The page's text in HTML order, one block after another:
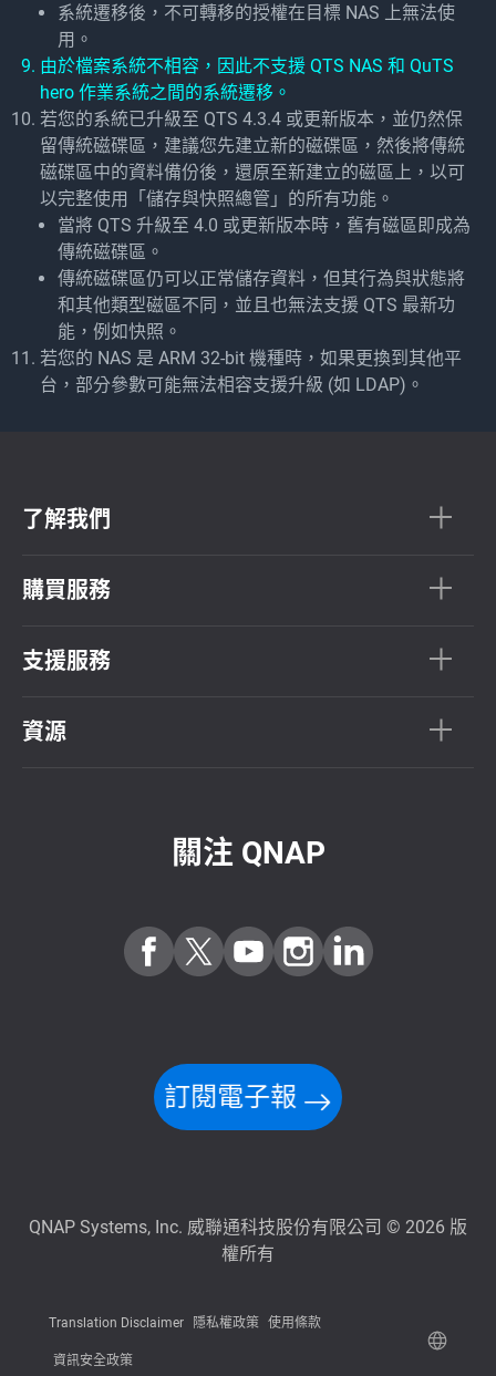
系統遷移後，不可轉移的授權在目標 NAS 上無法使
用。
由於檔案系統不相容，因此不支援 QTS NAS 和 QuTS
hero 作業系統之間的系統遷移。
若您的系統已升級至 QTS 4.3.4 或更新版本，並仍然保
留傳統磁碟區，建議您先建立新的磁碟區，然後將傳統
磁碟區中的資料備份後，還原至新建立的磁區上，以可
以完整使用「儲存與快照總管」的所有功能。
當將 QTS 升級至 4.0 或更新版本時，舊有磁區即成為
傳統磁碟區。
傳統磁碟區仍可以正常儲存資料，但其行為與狀態將
和其他類型磁區不同，並且也無法支援 QTS 最新功
能，例如快照。
若您的 NAS 是 ARM 32-bit 機種時，如果更換到其他平
台，部分參數可能無法相容支援升級 (如 LDAP)。
了解我們
購買服務
支援服務
資源
關注 QNAP
訂閱電子報
QNAP Systems, Inc. 威聯通科技股份有限公司 © 2026 版
權所有
Translation Disclaimer 隱私權政策 使用條款
資訊安全政策